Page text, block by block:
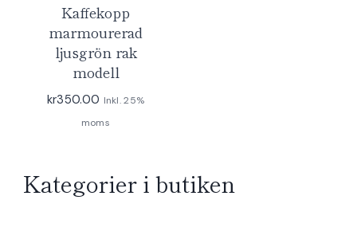
Kaffekopp
marmourerad
ljusgrön rak
modell
kr350.00 Inkl. 25%
moms
Kategorier i butiken